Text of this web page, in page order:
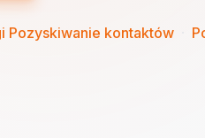
Pozyskiwanie kontaktów